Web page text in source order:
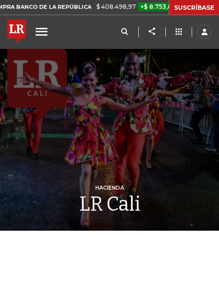
LA REPÚBLICA $ 408.498,97 +$ 8.753,81 +2,19% TASA DE
SUSCRÍBASE
HACIENDA
LR Cali